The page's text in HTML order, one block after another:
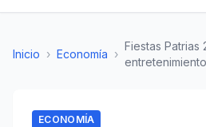
Inicio › Economía ›
Fiestas Patrias
ECONOMÍA